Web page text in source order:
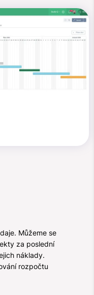
Můžeme se
za poslední
náklady.
rozpočtu